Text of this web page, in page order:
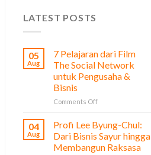
LATEST POSTS
05
Aug
7 Pelajaran dari Film
The Social Network
untuk Pengusaha &
Bisnis
Comments Offon
Pelajaran
dari
Film
The
04
Aug
Profi Lee Byung-Chul:
Dari Bisnis Sayur hingga
Membangun Raksasa